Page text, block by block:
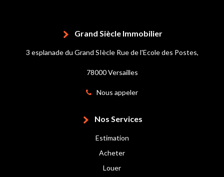
Grand Siècle Immobilier
3 esplanade du Grand SIècle Rue de l'Ecole des Postes,
78000 Versailles
Nous appeler
Nos Services
Estimation
Acheter
Louer